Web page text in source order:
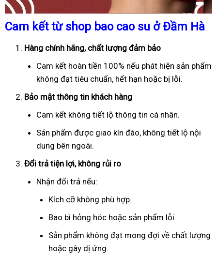
Cam kết từ shop bao cao su ở Đầm Hà
Hàng chính hãng, chất lượng đảm bảo
Cam kết hoàn tiền 100% nếu phát hiện sản phẩm
không đạt tiêu chuẩn, hết hạn hoặc bị lỗi.
Bảo mật thông tin khách hàng
Cam kết không tiết lộ thông tin cá nhân.
Sản phẩm được giao kín đáo, không tiết lộ nội
dung bên ngoài.
Đổi trả tiện lợi, không rủi ro
Nhận đổi trả nếu:
Kích cỡ không phù hợp.
Bao bì hỏng hóc hoặc sản phẩm lỗi.
Sản phẩm không đạt mong đợi về chất lượng
hoặc gây dị ứng.